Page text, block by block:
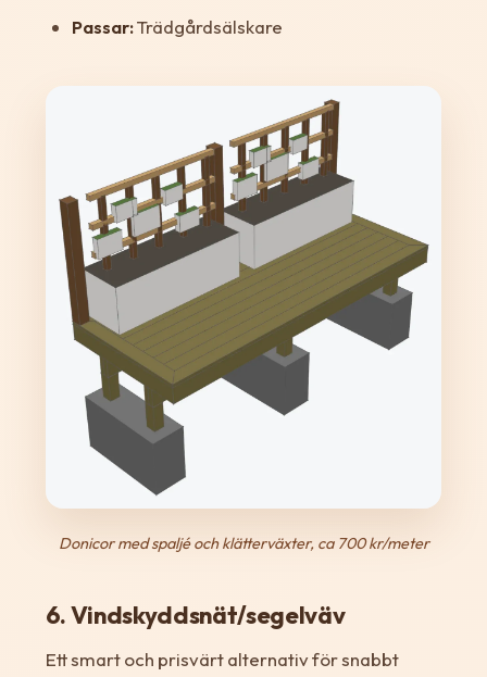
Passar:Trädgårdsälskare
Donicor med spaljé och klätterväxter, ca 700 kr/meter
6. Vindskyddsnät/segelväv
Ett smart och prisvärt alternativ för snabbt